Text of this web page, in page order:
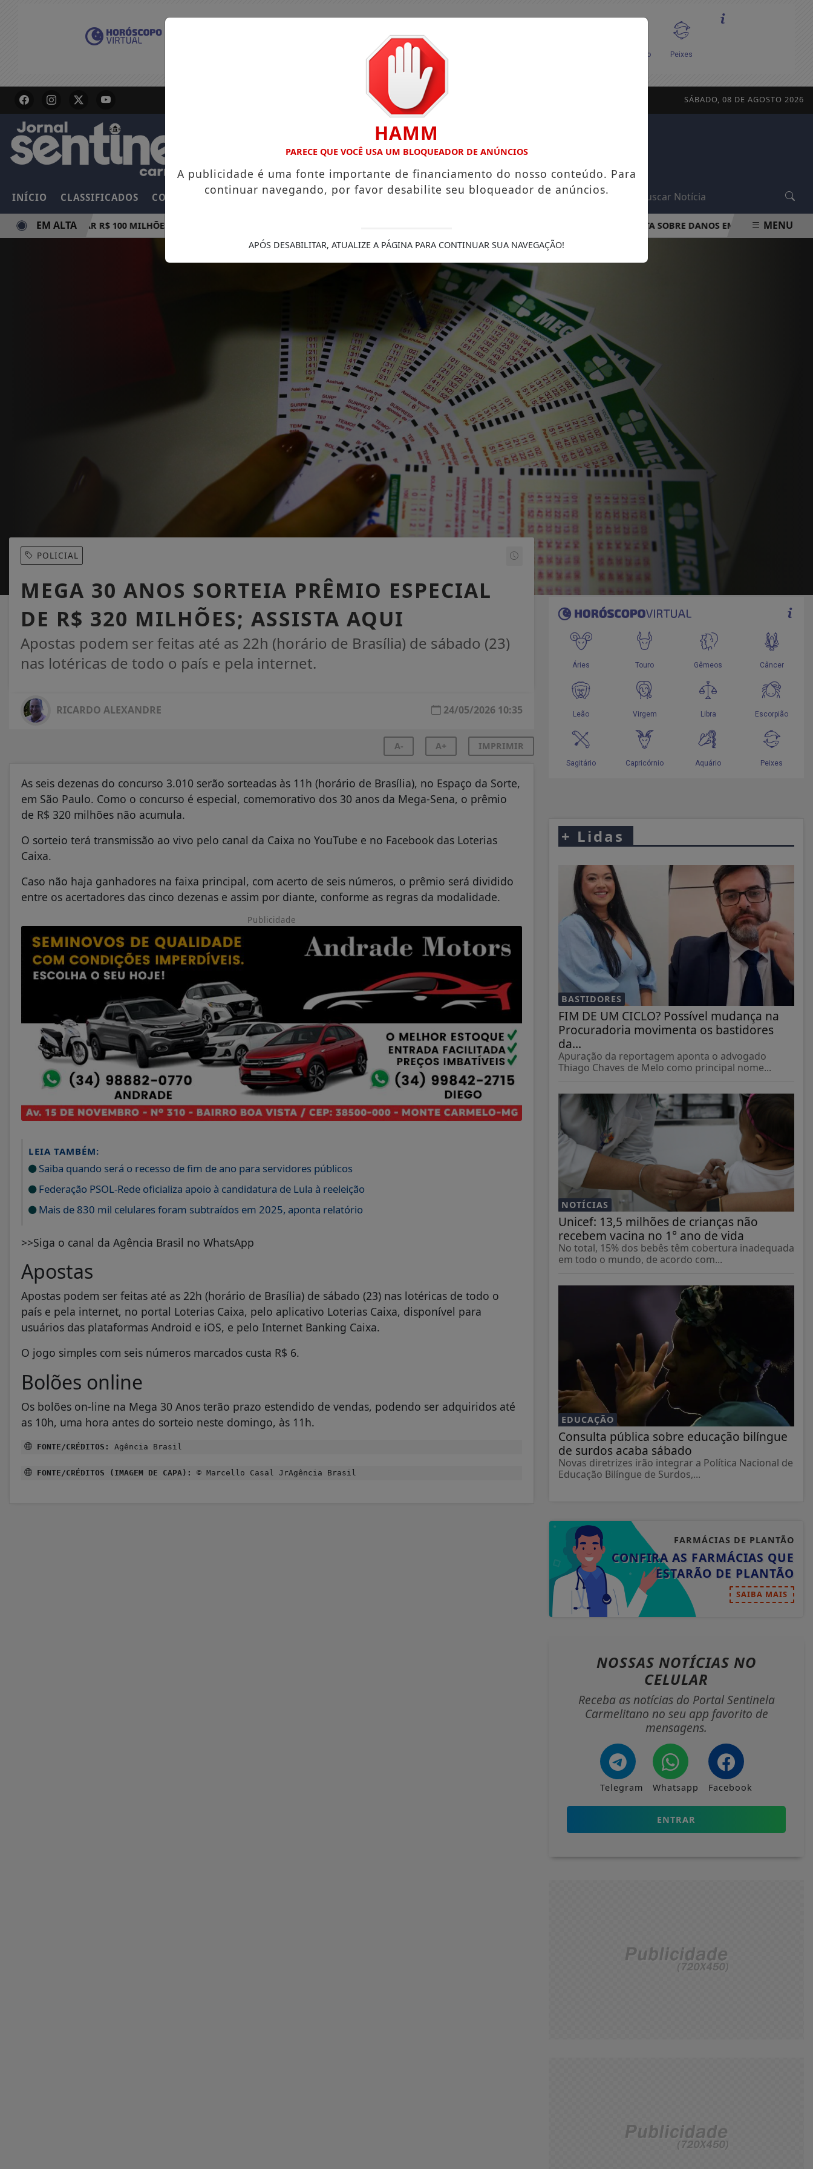
SÁBADO, 08 DE AGOSTO 2026
INÍCIO CLASSIFICADOS COLUNAS EMPREGOS GUIA COMERCIAL EDIÇÕES NOTÍCIAS FUTEBOL
E PODE PAGAR R$ 100 MILHÕES NESTE DOMINGO PROCON-RJ ORIENTA SOBRE DANOS EM APARELHOS POR
EM ALTA MENU
POLICIAL
MEGA 30 ANOS SORTEIA PRÊMIO ESPECIAL
DE R$ 320 MILHÕES; ASSISTA AQUI
Apostas podem ser feitas até as 22h (horário de Brasília) de sábado (23)
nas lotéricas de todo o país e pela internet.
RICARDO ALEXANDRE 24/05/2026 10:35
A- A+ IMPRIMIR
As seis dezenas do concurso 3.010 serão sorteadas às 11h (horário de Brasília), no Espaço da Sorte,
em São Paulo. Como o concurso é especial, comemorativo dos 30 anos da Mega-Sena, o prêmio
de R$ 320 milhões não acumula.
O sorteio terá transmissão ao vivo pelo canal da Caixa no YouTube e no Facebook das Loterias
Caixa.
Caso não haja ganhadores na faixa principal, com acerto de seis números, o prêmio será dividido
entre os acertadores das cinco dezenas e assim por diante, conforme as regras da modalidade.
Publicidade
LEIA TAMBÉM:
Saiba quando será o recesso de fim de ano para servidores públicos
Federação PSOL-Rede oficializa apoio à candidatura de Lula à reeleição
Mais de 830 mil celulares foram subtraídos em 2025, aponta relatório
>>Siga o canal da Agência Brasil no WhatsApp
Apostas
Apostas podem ser feitas até as 22h (horário de Brasília) de sábado (23) nas lotéricas de todo o
país e pela internet, no portal Loterias Caixa, pelo aplicativo Loterias Caixa, disponível para
usuários das plataformas Android e iOS, e pelo Internet Banking Caixa.
O jogo simples com seis números marcados custa R$ 6.
Bolões online
Os bolões on-line na Mega 30 Anos terão prazo estendido de vendas, podendo ser adquiridos até
as 10h, uma hora antes do sorteio neste domingo, às 11h.
FONTE/CRÉDITOS: Agência Brasil
FONTE/CRÉDITOS (IMAGEM DE CAPA): © Marcello Casal JrAgência Brasil
+ Lidas
BASTIDORES
FIM DE UM CICLO? Possível mudança na
Procuradoria movimenta os bastidores
da...
Apuração da reportagem aponta o advogado
Thiago Chaves de Melo como principal nome...
NOTÍCIAS
Unicef: 13,5 milhões de crianças não
recebem vacina no 1° ano de vida
No total, 15% dos bebês têm cobertura inadequada
em todo o mundo, de acordo com...
EDUCAÇÃO
Consulta pública sobre educação bilíngue
de surdos acaba sábado
Novas diretrizes irão integrar a Política Nacional de
Educação Bilíngue de Surdos,...
FARMÁCIAS DE PLANTÃO
CONFIRA AS FARMÁCIAS QUE
ESTARÃO DE PLANTÃO
SAIBA MAIS
NOSSAS NOTÍCIAS NO
CELULAR
Receba as notícias do Portal Sentinela
Carmelitano no seu app favorito de
mensagens.
Telegram Whatsapp Facebook
ENTRAR
HAMM
PARECE QUE VOCÊ USA UM BLOQUEADOR DE ANÚNCIOS
A publicidade é uma fonte importante de financiamento do nosso conteúdo. Para
continuar navegando, por favor desabilite seu bloqueador de anúncios.
APÓS DESABILITAR, ATUALIZE A PÁGINA PARA CONTINUAR SUA NAVEGAÇÃO!